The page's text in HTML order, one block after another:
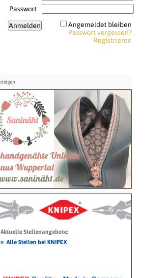
Passwort
Angemeldet bleiben
Passwort vergessen?
Registrieren
Aktuelle Stellenangebote:
» Alle Stellen bei KNIPEX